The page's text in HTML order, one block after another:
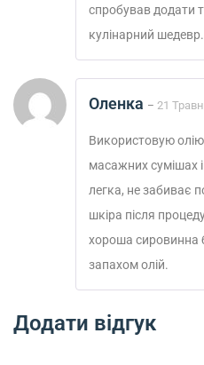
спробував додати
кулінарний
Оленка – 21
Використовую
масажних сумішах
легка, не забиває
шкіра після
хороша сировинна
запахом олій.
Додати відгук